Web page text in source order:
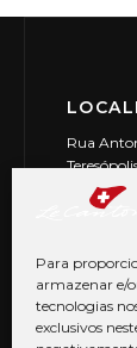
Para
armazenar e/
tecnologias
exclusivos
Rua
CEP: